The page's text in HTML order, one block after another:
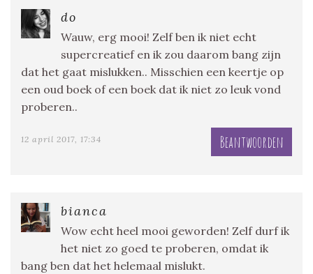
do
Wauw, erg mooi! Zelf ben ik niet echt
supercreatief en ik zou daarom bang zijn
dat het gaat mislukken.. Misschien een keertje op
een oud boek of een boek dat ik niet zo leuk vond
proberen..
12 april 2017, 17:34 Beantwoorden
bianca
Wow echt heel mooi geworden! Zelf durf ik
het niet zo goed te proberen, omdat ik
bang ben dat het helemaal mislukt.